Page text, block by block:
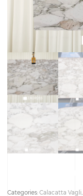
Categories: Calacatta Vagli